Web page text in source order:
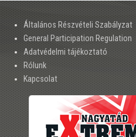
Általános Részvételi Szabályzat
General Participation Regulation
Adatvédelmi tájékoztató
Rólunk
Kapcsolat